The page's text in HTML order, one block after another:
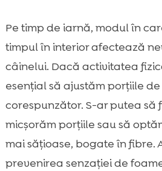
Pe timp de iarnă, modul în
timpul în interior afectează
câinelui. Dacă activitatea
esențial să ajustăm porțiile
corespunzător. S-ar putea să
micșorăm porțiile sau să
mai sățioase, bogate în fibre.
prevenirea senzației de